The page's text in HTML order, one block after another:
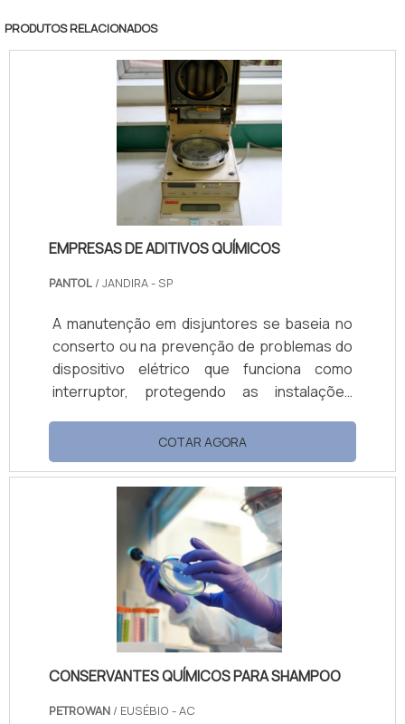
PRODUTOS RELACIONADOS
EMPRESAS DE ADITIVOS QUÍMICOS
PANTOL / JANDIRA - SP
A manutenção em disjuntores se baseia no
conserto ou na prevenção de problemas do
dispositivo elétrico que funciona como
interruptor, protegendo as instalações
sobrecargas. Ou seja, a manutenção é
requisitada normalmente por empresas de
grande porte, fábricas, prédios e até
mesmos clientes comuns em residências, a
fim de reparos nas instalações ou evitá-los.
CONHEÇA OS SERVIÇOS DE PREVENÇÃO E
REAÇÃOUma empresa de manutenção de
disjuntor em SP oferece o serviço.
COTAR AGORA
CONSERVANTES QUÍMICOS PARA SHAMPOO
PETROWAN / EUSÉBIO - AC